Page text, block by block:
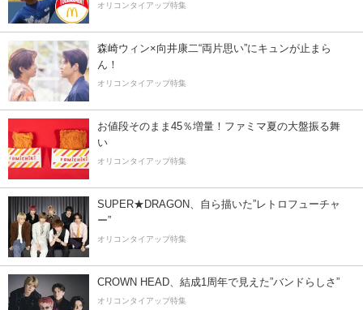
オリコンタイアップ特集
森崎ウィン×向井康二“両片思い”にキュンが止まら
ん！
オリコンタイアップ特集
お値段そのまま45％増量！ファミマ夏の大盤振る舞
い
オリコンタイアップ特集
SUPER★DRAGON、自ら描いた”レトロフューチャ
ー”
オリコンタイアップ特集
CROWN HEAD、結成1周年で見えた”バンドらしさ”
オリコンタイアップ特集